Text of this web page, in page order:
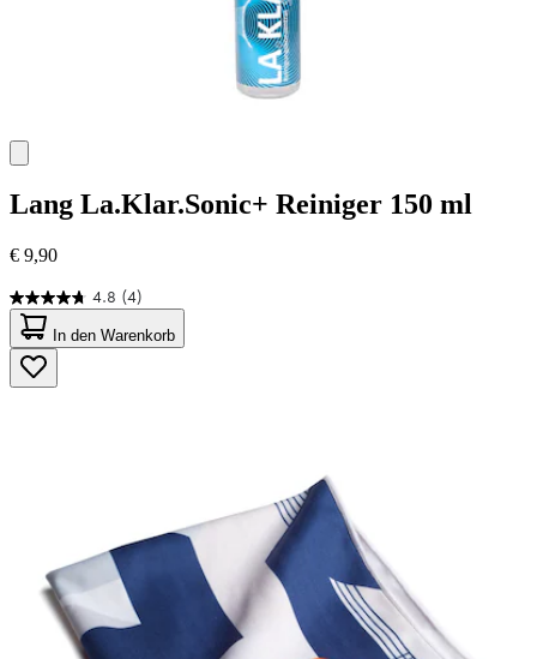
Lang La.Klar.Sonic+ Reiniger 150 ml
€ 9,90
4.8 (4)
4.8
von
5
Sternen.
4
In den Warenkorb